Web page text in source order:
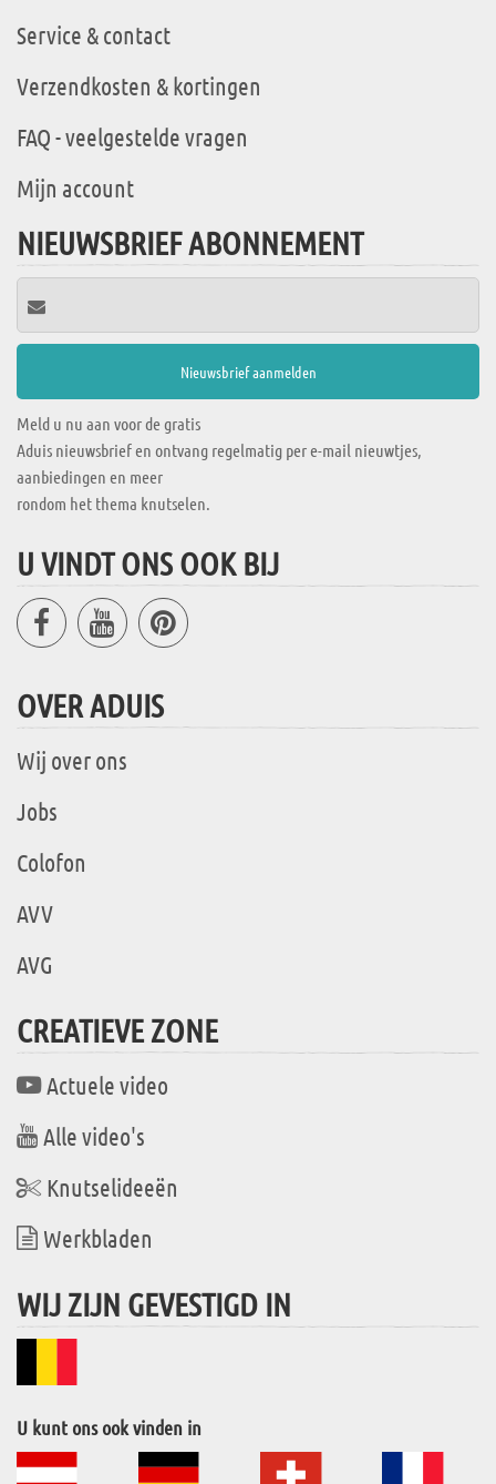
Service & contact
Verzendkosten & kortingen
FAQ - veelgestelde vragen
Mijn account
NIEUWSBRIEF ABONNEMENT
Meld u nu aan voor de gratis
Aduis nieuwsbrief en ontvang regelmatig per e-mail nieuwtjes,
aanbiedingen en meer
rondom het thema knutselen.
U VINDT ONS OOK BIJ
OVER ADUIS
Wij over ons
Jobs
Colofon
AVV
AVG
CREATIEVE ZONE
Actuele video
Alle video's
Knutselideeën
Werkbladen
WIJ ZIJN GEVESTIGD IN
U kunt ons ook vinden in